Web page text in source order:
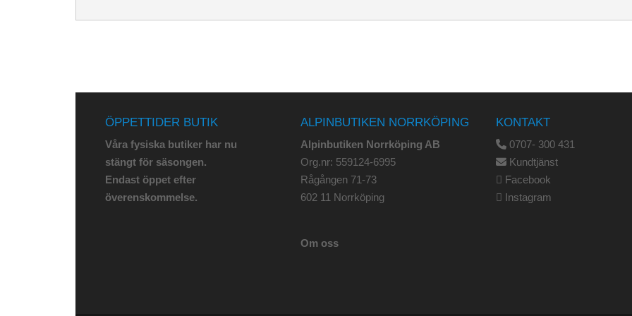
ÖPPETTIDER BUTIK
Våra fysiska butiker har nu
stängt för säsongen.
Endast öppet efter
överenskommelse.
ALPINBUTIKEN NORRKÖPING
Alpinbutiken Norrköping AB
Org.nr: 559124-6995
Rågången 71-73
602 11 Norrköping
Om oss
KONTAKT
0707- 300 431
Kundtjänst
Facebook
Instagram